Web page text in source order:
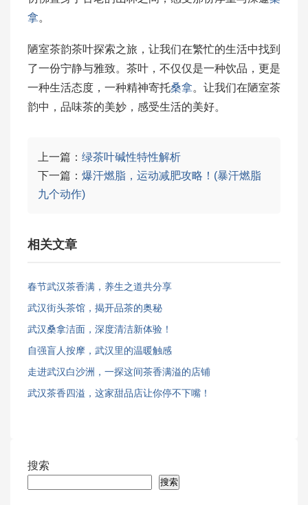
拿。
陋室茶韵茶叶探索之旅，让我们在繁忙的生活中找到
了一份宁静与雅致。茶叶，不仅仅是一种饮品，更是
一种生活态度，一种精神寄托桑拿。让我们在陋室茶
韵中，品味茶的美妙，感受生活的美好。
上一篇： 绿茶叶碱性特性解析
下一篇： 爆汗燃脂，运动减肥攻略！(暴汗燃脂
九个动作)
相关文章
春节武汉茶香满，养生之道共分享
武汉街头茶馆，揭开品茶的奥秘
武汉桑拿洁面，深度清洁新体验！
自强盲人按摩，武汉里的温暖触感
走进武汉白沙洲，一探这间茶香满溢的店铺
武汉茶香四溢，这家甜品店让你停不下嘴！
搜索
搜索